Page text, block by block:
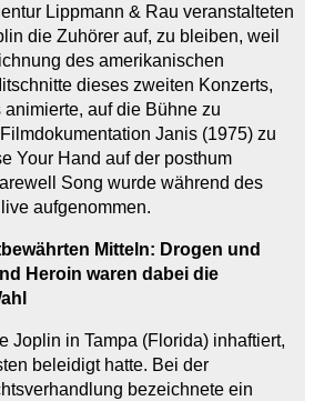
Lippmann & Rau veranstalteten
die Zuhörer auf, zu bleiben, weil
des amerikanischen
dieses zweiten Konzerts,
auf die Bühne zu
Janis (1975) zu
Your Hand auf der posthum
Song wurde während des
aufgenommen.
Mitteln: Drogen und
Heroin waren dabei die
Joplin in Tampa (Florida) inhaftiert,
beleidigt hatte. Bei der
bezeichnete ein